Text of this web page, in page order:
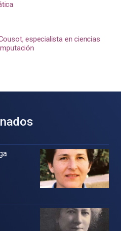
especialista en ciencias